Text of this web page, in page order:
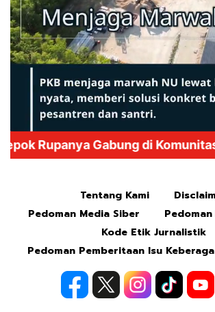
Tentang Kami
Pedoman Media Siber
Kode Etik Jurnalistik
Pedoman Pemberitaan Isu